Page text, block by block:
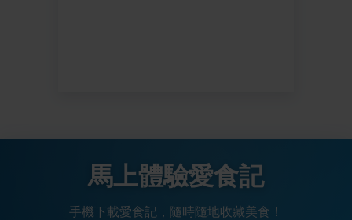
馬上體驗愛食記
手機下載愛食記，隨時隨地收藏美食！